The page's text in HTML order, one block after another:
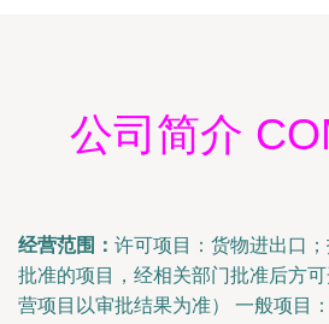
公司简介
经营范围： 许可项目：货物进出口
批准的项目，经相关部门批准后方
营项目以审批结果为准） 一般项目